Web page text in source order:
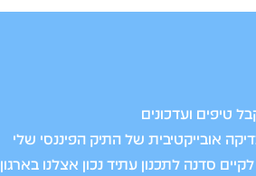
טיפים ועדכונים
אובייקטיבית של התיק הפיננסי שלי
לקיים סדנה לתכנון עתיד נכון אצלנו בארגון